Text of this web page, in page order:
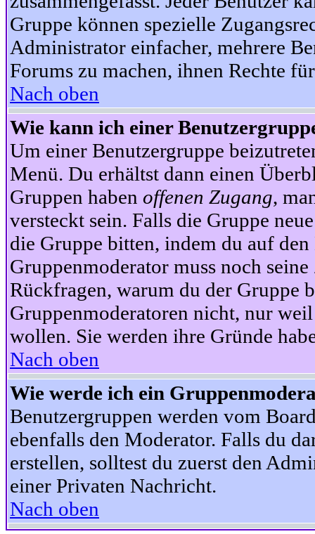
Gruppe können spezielle
Administrator einfacher, mehrere
Forums zu machen, ihnen Rechte
Nach oben
Wie kann ich einer
Um einer Benutzergruppe
Menü. Du erhältst dann einen
Gruppen haben offenen Zugang,
versteckt sein. Falls die Gruppe
die Gruppe bitten, indem du auf
Gruppenmoderator muss noch
Rückfragen, warum du der Gruppe
Gruppenmoderatoren nicht, nur
wollen. Sie werden ihre Gründe
Nach oben
Wie werde ich ein
Benutzergruppen werden vom
ebenfalls den Moderator. Falls du
erstellen, solltest du zuerst den
einer Privaten Nachricht.
Nach oben